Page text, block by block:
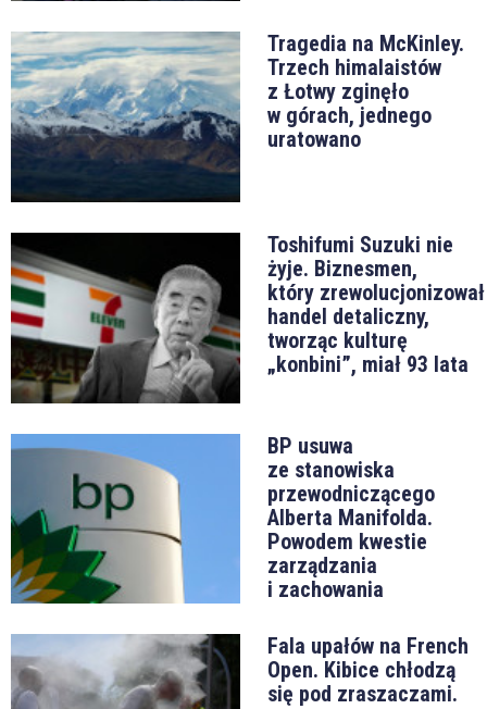
Tragedia na McKinley.
Trzech himalaistów
z Łotwy zginęło
w górach, jednego
uratowano
Toshifumi Suzuki nie
żyje. Biznesmen,
który zrewolucjonizował
handel detaliczny,
tworząc kulturę
„konbini”, miał 93 lata
BP usuwa
ze stanowiska
przewodniczącego
Alberta Manifolda.
Powodem kwestie
zarządzania
i zachowania
Fala upałów na French
Open. Kibice chłodzą
się pod zraszaczami.